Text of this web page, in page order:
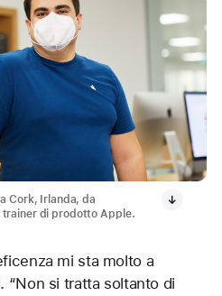
Cork, Irlanda, da
trainer di prodotto Apple.
mi sta molto a
“Non si tratta soltanto di